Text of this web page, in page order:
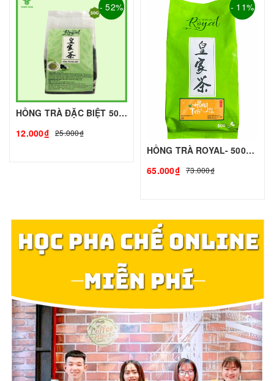
- 52%
HỒNG TRÀ ĐẶC BIỆT 50G - ROYAL I NGUYÊN LIỆU PHA CHẾ - TOBEE FOOD
12.000₫ 25.000₫
- 11%
HỒNG TRÀ ROYAL- 500G | NGUYÊN LIỆU PHA CHẾ - TOBEE FOOD
65.000₫ 73.000₫